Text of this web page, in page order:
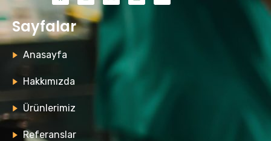
Sayfalar
Anasayfa
Hakkımızda
Ürünlerimiz
Referanslar